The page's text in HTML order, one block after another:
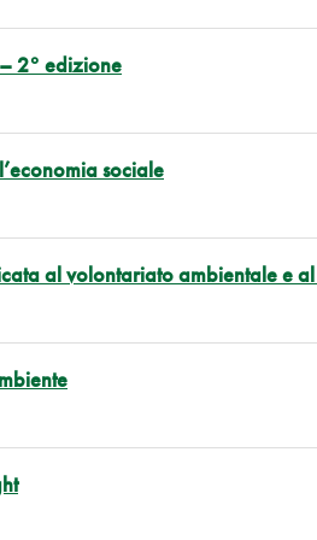
2° edizione
sociale
al volontariato ambientale e